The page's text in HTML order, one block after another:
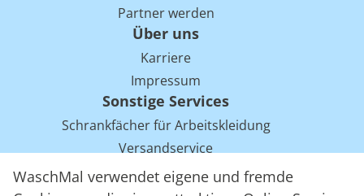
WaschMal verwendet eigene und fremde
Partner werden
Über uns
Karriere
Impressum
Sonstige Services
Schrankfächer für Arbeitskleidung
Versandservice
Einsparpotentiale für Mietwäsche bei Arbeitskleidung